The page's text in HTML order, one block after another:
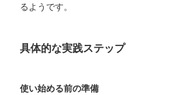
るようです。
具体的な実践ステップ
使い始める前の準備